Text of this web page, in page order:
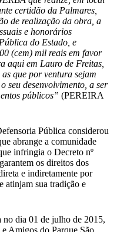
certidão da Palmares,
de realização da obra, a
e honorários
do Estado, e
(cem) mil reais em favor
aqui em Lauro de Freitas,
que por ventura sejam
seu desenvolvimento, a ser
públicos” (PEREIRA
Pública considerou
abrange a comunidade
infringia o Decreto nº
os direitos dos
e indiretamente por
atinjam sua tradição e
dia 01 de julho de 2015,
Amigos do Parque São